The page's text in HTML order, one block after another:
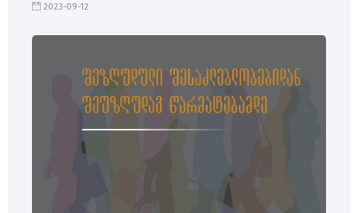
2023-09-12